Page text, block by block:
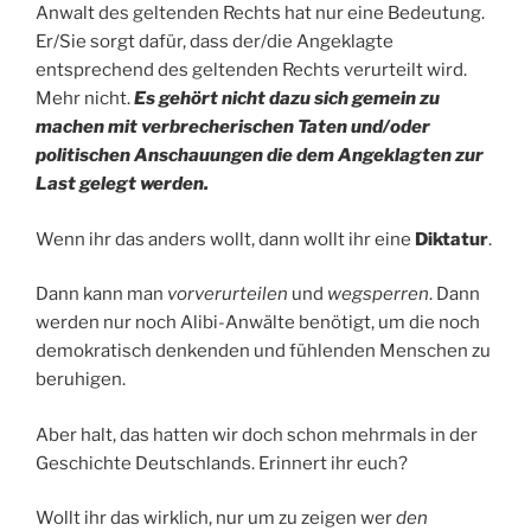
Anwalt des geltenden Rechts hat nur eine Bedeutung.
Er/Sie sorgt dafür, dass der/die Angeklagte
entsprechend des geltenden Rechts verurteilt wird.
Mehr nicht.Es gehört nicht dazu sich gemein zu
machen mit verbrecherischen Taten und/oder
politischen Anschauungen die dem Angeklagten zur
Last gelegt werden.
Wenn ihr das anders wollt, dann wollt ihr eine Diktatur.
Dann kann man vorverurteilen und wegsperren. Dann
werden nur noch Alibi-Anwälte benötigt, um die noch
demokratisch denkenden und fühlenden Menschen zu
beruhigen.
Aber halt, das hatten wir doch schon mehrmals in der
Geschichte Deutschlands. Erinnert ihr euch?
Wollt ihr das wirklich, nur um zu zeigen werden